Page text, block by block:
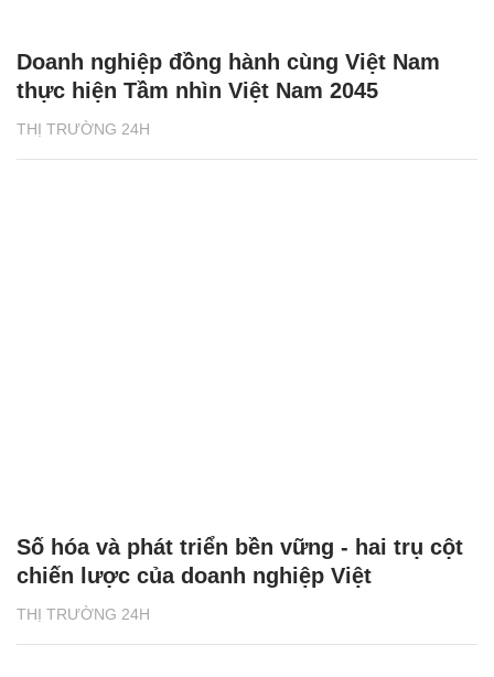
THỊ TRƯỜNG 24H
Doanh nghiệp đồng hành cùng Việt Nam
thực hiện Tầm nhìn Việt Nam 2045
THỊ TRƯỜNG 24H
Số hóa và phát triển bền vững - hai trụ cột
chiến lược của doanh nghiệp Việt